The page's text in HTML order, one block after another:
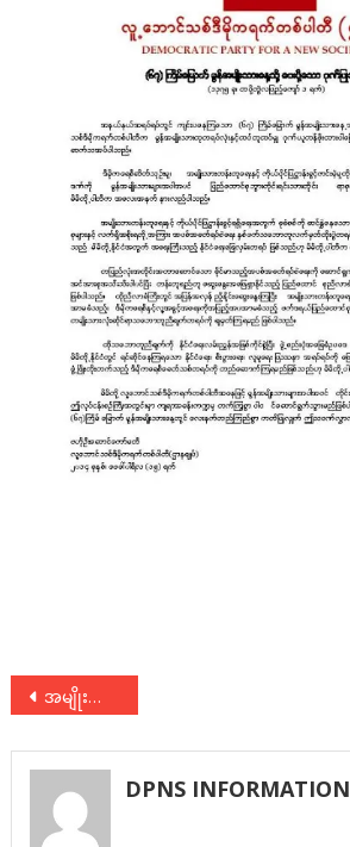
Post
navigation
အမျိုးသားခေါင်းဆောင်ကြီး ဗိုလ်ချုပ်အောင်ဆန်း၏ နှစ်(၁၀ဝ)ပြည့် အခမ်းအနားများသို့ ပေးပို့သော ဂုဏ်ပြုသဝဏ်လွှာ
DPNS INFORMATION